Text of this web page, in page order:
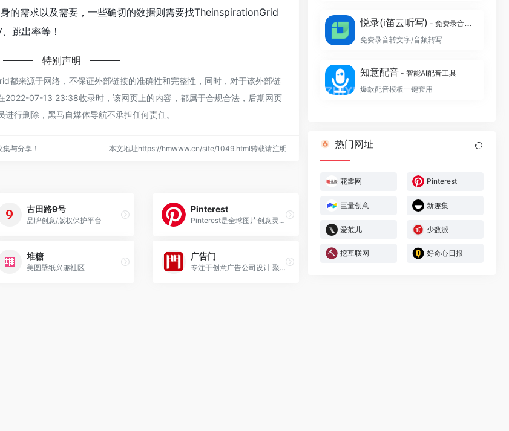
的需求以及需要，一些确切的数据则需要找TheinspirationGrid
跳出率等！
特别声明
都来源于网络，不保证外部链接的准确性和完整性，同时，对于该外部链
2022-07-13 23:38收录时，该网页上的内容，都属于合规合法，后期网页
行删除，黑马自媒体导航不承担任何责任。
与分享！ 本文地址https://hmwww.cn/site/1049.html转载请注明
古田路9号
品牌创意/版权保护平台
Pinterest
Pinterest是全球图片创意灵感...
堆糖
美图壁纸兴趣社区
广告门
专注于创意广告公司设计 聚集行业顶尖广告策划文案制作人才
悦录(i笛云听写) - 免费录音转文字
免费录音转文字/音频转写
知意配音 - 智能AI配音工具
爆款配音模板一键套用
热门网址
花瓣网 Pinterest
巨量创意 新趣集
爱范儿 少数派
挖互联网 好奇心日报